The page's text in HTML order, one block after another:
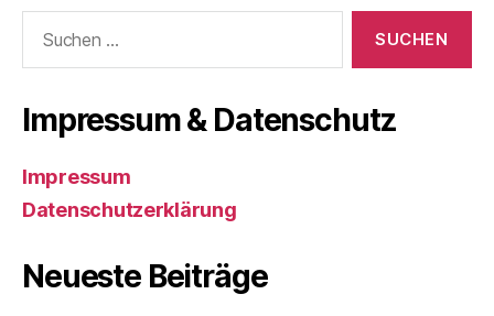
nach:
Impressum & Datenschutz
Impressum
Datenschutzerklärung
Neueste Beiträge